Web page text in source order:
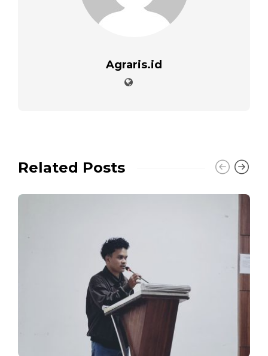
Agraris.id
Related Posts